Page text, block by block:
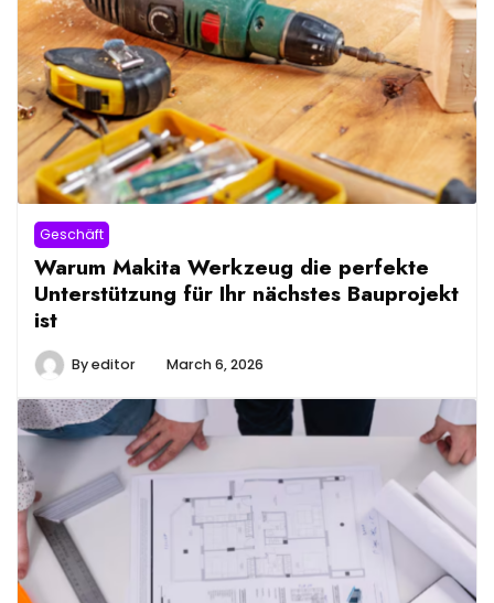
Geschäft
Warum Makita Werkzeug die perfekte
Unterstützung für Ihr nächstes Bauprojekt
ist
Byeditor March 6, 2026